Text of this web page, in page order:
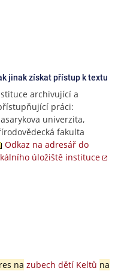
jinak získat přístup k textu
archivující a
práci:
univerzita,
fakulta
Odkaz na adresář do
úložiště instituce
na zubech dětí Keltů na